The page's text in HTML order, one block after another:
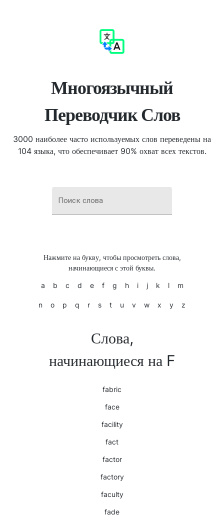
Многоязычный
Переводчик Слов
3000 наиболее часто используемых слов переведены на
104 языка, что обеспечивает 90% охват всех текстов.
Поиск слова
Нажмите на букву, чтобы просмотреть слова,
начинающиеся с этой буквы.
a b c d e f g h i j k l m
n o p q r s t u v w x y z
Слова,
начинающиеся на F
fabric
face
facility
fact
factor
factory
faculty
fade